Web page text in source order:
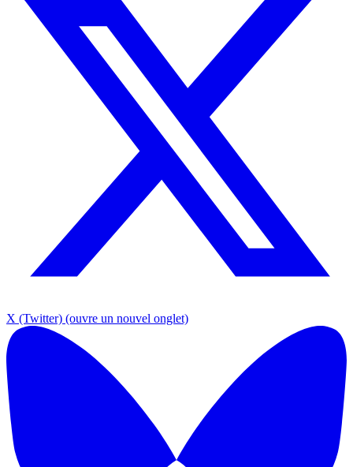
X (Twitter) (ouvre un nouvel onglet)